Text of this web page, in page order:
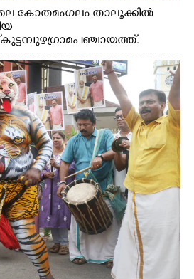
കോതമംഗലം താലൂക്കിൽ
ഗ്രാമ പഞ്ചായത്ത്.
കത്തിപ്പാറ,
വെട്ടിക്കല്ല്, മഞ്ചപ്പാറ എന്നീ ആറു
സഞ്ചാര മാർഗമാണ് ഈ